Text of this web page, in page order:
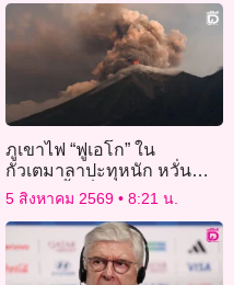
ภูเขาไฟ “ฟูเอโก” ใน
กัวเตมาลาปะทุหนัก หวั่น
กระทบพื้นที่ไกลถึง 100
5 สิงหาคม 2569 8:21 น.